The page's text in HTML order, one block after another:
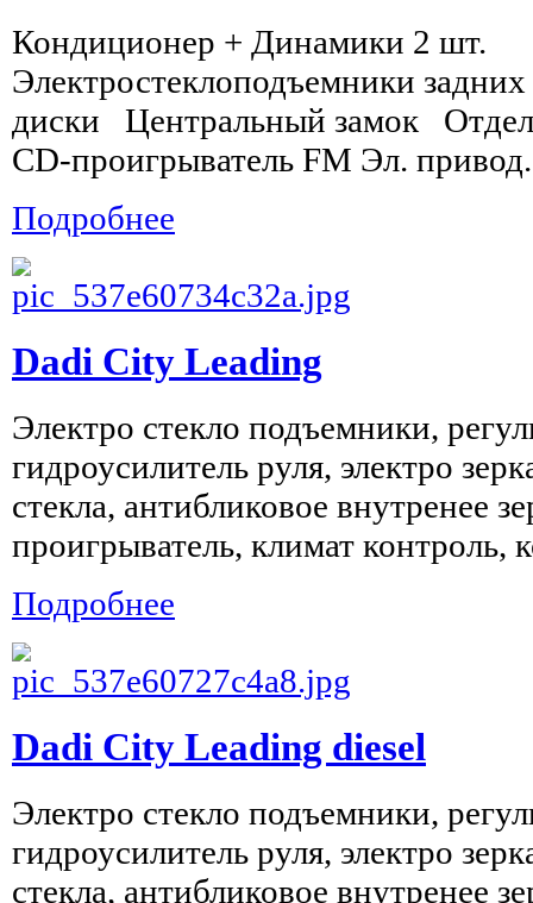
Кондиционер + Динамики 2 шт.
Электростеклоподъемники
диски Центральный замок
CD-проигрыватель FM Эл.
Подробнее
Dadi City Leading
Электро стекло подъемники,
гидроусилитель руля, электро
стекла, антибликовое внутренее
проигрыватель, климат контроль,
Подробнее
Dadi City Leading diesel
Электро стекло подъемники,
гидроусилитель руля, электро
стекла, антибликовое внутренее